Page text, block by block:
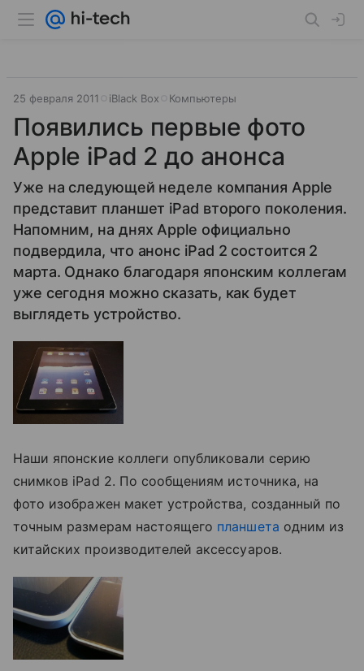
25 февраля 2011 iBlack Box Компьютеры
Появились первые фото
Apple iPad 2 до анонса
Уже на следующей неделе компания Apple
представит планшет iPad второго поколения.
Напомним, на днях Apple официально
подвердила, что анонс iPad 2 состоится 2
марта. Однако благодаря японским коллегам
уже сегодня можно сказать, как будет
выглядеть устройство.
Наши японские коллеги опубликовали серию
снимков iPad 2. По сообщениям источника, на
фото изображен макет устройства, созданный по
точным размерам настоящего планшета одним из
китайских производителей аксессуаров.